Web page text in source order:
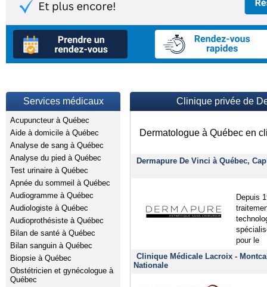
Services médicaux
Acupuncteur à Québec
Aide à domicile à Québec
Analyse de sang à Québec
Analyse du pied à Québec
Test urinaire à Québec
Apnée du sommeil à Québec
Audiogramme à Québec
Audiologiste à Québec
Audioprothésiste à Québec
Bilan de santé à Québec
Bilan sanguin à Québec
Biopsie à Québec
Obstétricien et gynécologue à
Québec
Clinique privée de
Dermatologue à Québec en
Dermapure De Vinci à Québec,
Depuis
pour le
Clinique Médicale Lacroix -
Nationale